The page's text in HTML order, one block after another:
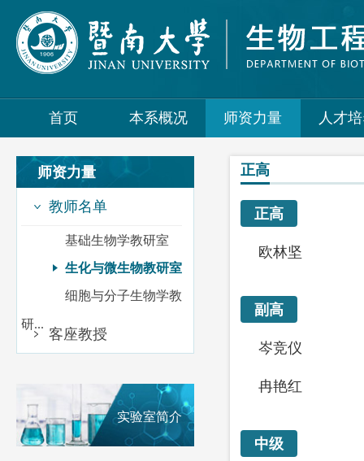
首页 本系概况 师资力量 人才
师资力量
教师名单
基础生物学教研室
生化与微生物教研室
细胞与分子生物学教
研...
客座教授
实验室简介
正高
正高
欧林坚
副高
岑竞仪
冉艳红
中级